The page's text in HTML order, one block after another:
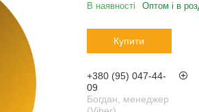
В наявності Оптом і в
Купити
+380 (95) 047-44-
09
Богдан, менеджер